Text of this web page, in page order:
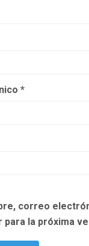
*
correo
para la próxima